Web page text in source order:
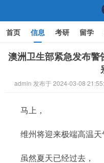
机
首页 信息 考研 留学
文化 家庭教育
澳洲卫生部紧急发布
admin 发布于 2024-03-08
马上，
维州将迎来极端高温天
虽然夏天已经过去，